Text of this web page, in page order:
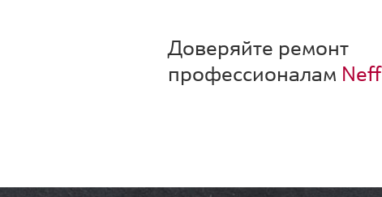
Доверяйте ремонт
профессионалам Neff